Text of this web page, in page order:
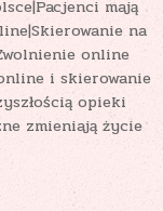
mają
na
online
i skierowanie
opieki
zmieniają życie